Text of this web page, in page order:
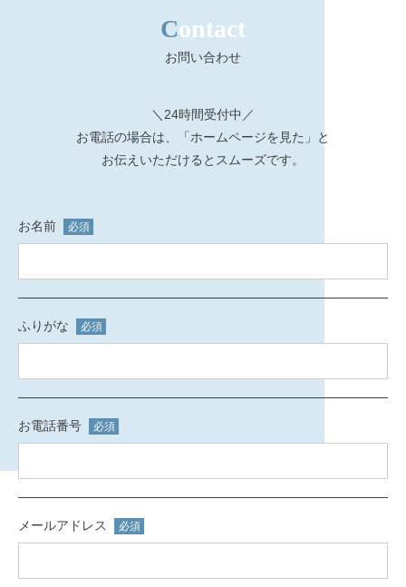
Contact
お問い合わせ
＼24時間受付中／
お電話の場合は、「ホームページを見た」と
お伝えいただけるとスムーズです。
お名前 必須
ふりがな 必須
お電話番号 必須
メールアドレス 必須